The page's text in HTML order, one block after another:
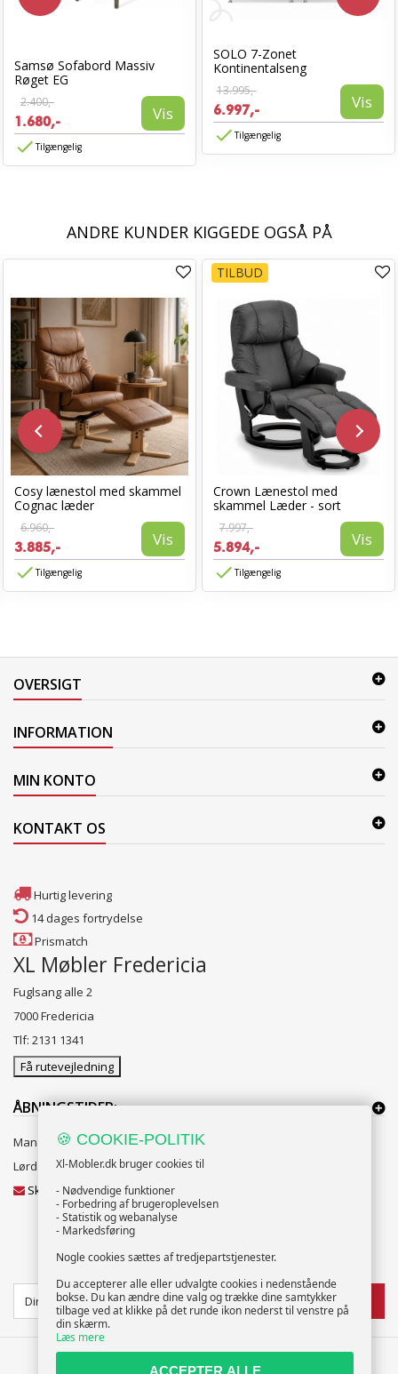
Samsø Sofabord Massiv
Røget EG
2.400,-
1.680,- Vis
Tilgængelig
SOLO 7-Zonet
Kontinentalseng
13.995,-
6.997,- Vis
Tilgængelig
ANDRE KUNDER KIGGEDE OGSÅ PÅ
Cosy lænestol med skammel
Cognac læder
6.960,-
3.885,- Vis
Tilgængelig
TILBUD
Crown Lænestol med
skammel Læder - sort
7.997,-
5.894,- Vis
Tilgængelig
OVERSIGT
INFORMATION
MIN KONTO
KONTAKT OS
Hurtig levering
14 dages fortrydelse
Prismatch
XL Møbler Fredericia
Fuglsang alle 2
7000 Fredericia
Tlf: 2131 1341
Få rutevejledning
ÅBNINGSTIDER:
Mandag til Fredag 10:00 til 18:00
Lørdag og Søndag 10:00 til 16:00
Skriv til vores kundeservice
NYHEDSBREV
TILMELD
🍪 COOKIE-POLITIK
Xl-Mobler.dk bruger cookies til
- Nødvendige funktioner
- Forbedring af brugeroplevelsen
- Statistik og webanalyse
- Markedsføring
Nogle cookies sættes af tredjepartstjenester.
Du accepterer alle eller udvalgte cookies i nedenstående
bokse. Du kan ændre dine valg og trække dine samtykker
tilbage ved at klikke på det runde ikon nederst til venstre på
din skærm.
Læs mere
ACCEPTER ALLE